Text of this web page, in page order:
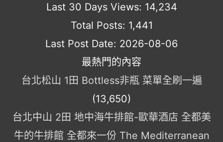
Last 30 Days Views: 14,234
Total Posts: 1,441
Last Post Date: 2026-08-06
最熱門的內容
台北松山 1田 Bottless非瓶 菜單全刷一遍
(13,650)
台北中山 2田 地中海牛排館-歐華酒店 全都美
牛的牛排館 全都來一份 The Mediterranean